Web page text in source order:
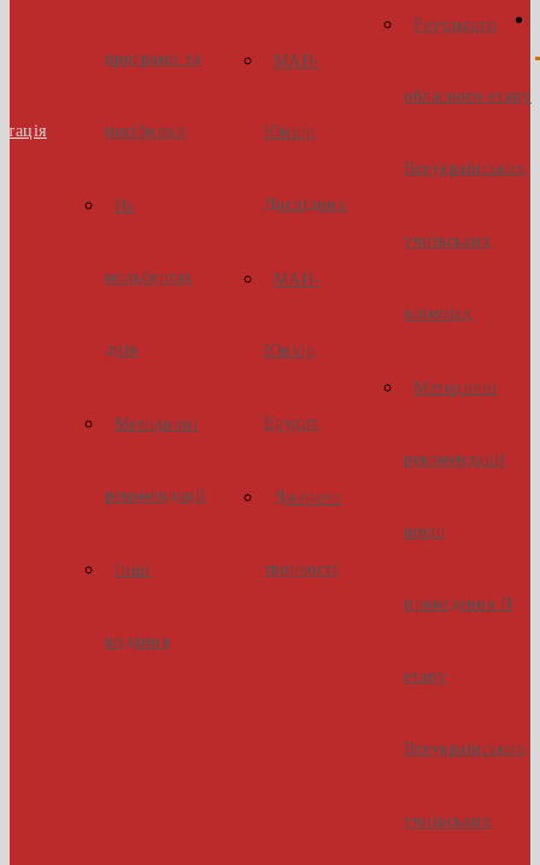
програми та
посібники
На
мольбертах
днів
Методичні
рекомендації
Інші
видання
МАН-
Юніор
Дослідник
МАН-
Юніор
Ерудит
Джерело
творчості
Результати
обласного етапу
Всеукраїнських
учнівських
олімпіад
Методичні
рекомендації
щодо
проведення ІІ
етапу
Всеукраїнських
учнівських